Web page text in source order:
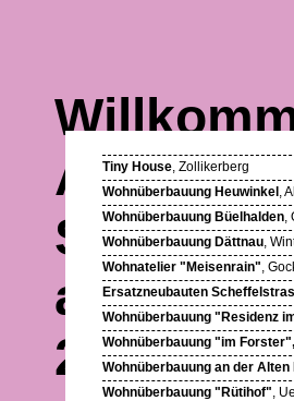
Tiny House, Zollikerberg
Wohnüberbauung Heuwinkel ,
Wohnüberbauung Büelhalden,
Wohnüberbauung Dättnau,
Wohnatelier "Meisenrain",
Ersatzneubauten
Wohnüberbauung "Residenz
Wohnüberbauung "im
Wohnüberbauung an der
Wohnüberbauung "Rütihof",
Seit
alten
260 10